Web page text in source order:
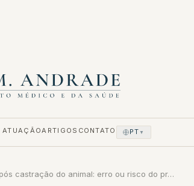
ATUAÇÃOARTIGOS CONTATO PT ▼
castração do animal: erro ou risco do pr…